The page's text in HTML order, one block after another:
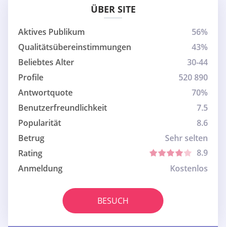
ÜBER SITE
Aktives Publikum
56%
Qualitätsübereinstimmungen
43%
Beliebtes Alter
30-44
Profile
520 890
Antwortquote
70%
Benutzerfreundlichkeit
7.5
Popularität
8.6
Betrug
Sehr selten
Rating
8.9
Anmeldung
Kostenlos
BESUCH